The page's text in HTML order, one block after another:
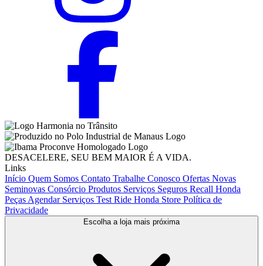
DESACELERE, SEU BEM MAIOR É A VIDA.
Links
Início Quem Somos Contato Trabalhe Conosco Ofertas Novas
Seminovas Consórcio Produtos Serviços Seguros Recall Honda
Peças Agendar Serviços Test Ride Honda Store Política de
Privacidade
Escolha a loja mais próxima